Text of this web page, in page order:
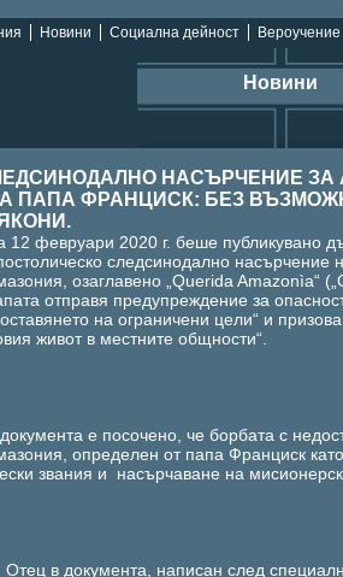
Новини Социална дейност Вероучение
Новини
НАСЪРЧЕНИЕ ЗА
НА ПАПА ФРАНЦИСК: БЕЗ
12 февруари 2020 г. беше публикувано
следсинодално насърчение
озаглавено „Querida Amazonìa“
отправя предупреждение за
на ограничени цели“ и
живот в местните общности“.
е посочено, че борбата с
определен от папа Франциск като
звания и насърчаване на
в документа, написан след